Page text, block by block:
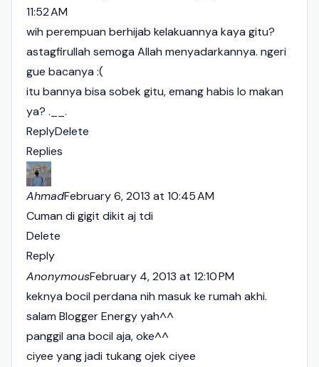
11:52 AM
wih perempuan berhijab kelakuannya kaya gitu?
astagfirullah semoga Allah menyadarkannya. ngeri
gue bacanya :(
itu bannya bisa sobek gitu, emang habis lo makan
ya? .__.
ReplyDelete
Replies
AhmadFebruary 6, 2013 at 10:45 AM
Cuman di gigit dikit aj tdi
Delete
Reply
AnonymousFebruary 4, 2013 at 12:10 PM
keknya bocil perdana nih masuk ke rumah akhi.
salam Blogger Energy yah^^
panggil ana bocil aja, oke^^
ciyee yang jadi tukang ojek ciyee